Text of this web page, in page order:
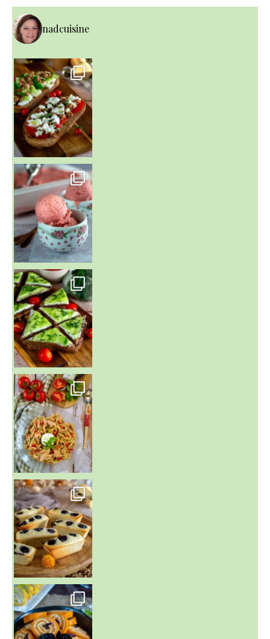
nadcuisine
~ NICE CREAM À LA FRAISE ~
Presque un mois que
~ SALADE DE PÂTES AUX DEUX TOMATES THON ET BURRA
~ FINANCIERS MYRTILLES ET CITRON ~
Aujourd'hu